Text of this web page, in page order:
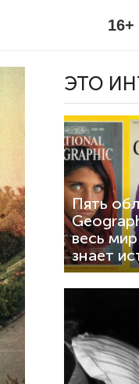
16+
ЭТО
Пять
весь
знает